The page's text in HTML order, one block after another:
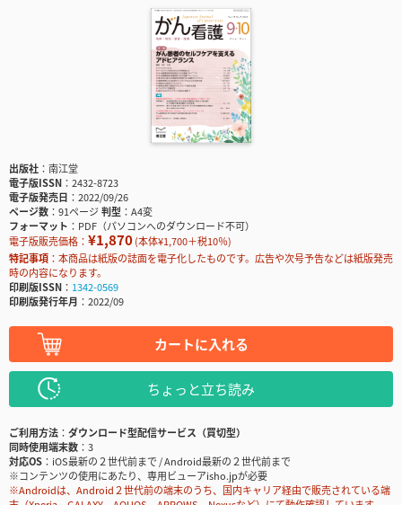
出版社
南江堂
電子版ISSN
2432-8723
電子版発売日
2022/09/26
ページ数
91ページ判型
A4変
フォーマット
PDF（パソコンへのダウンロード不可）
電子版販売価格： ¥1,870(本体¥1,700＋税10％)
特記事項
本商品は紙版の誌面を電子化したものです。広告や次号予告などは紙版発売
時の内容になります。
印刷版ISSN
1342-0569
印刷版発行年月
2022/09
カートに入れる
ちょっと立ち読み
ご利用方法
ダウンロード型配信サービス（買切型）
同時使用端末数
3
対応OS
iOS最新の２世代前まで / Android最新の２世代前まで
※コンテンツの使用にあたり、専用ビューアisho.jpが必要
※Androidは、Android２世代前の端末のうち、国内キャリア経由で販売されている端